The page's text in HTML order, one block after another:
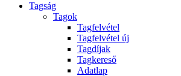
Tagság
Tagok
Tagfelvétel
Tagfelvétel új
Tagdíjak
Tagkereső
Adatlap